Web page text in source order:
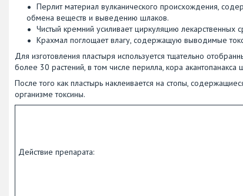
Перлит материал вулканического происхождения,
обмена веществ и выведению шлаков.
Чистый кремний усиливает циркуляцию лекарственных
Крахмал поглощает влагу, содержащую выводимые
Для изготовления пластыря используется тщательно
более 30 растений, в том числе перилла, кора акантопанакса
После того как пластырь наклеивается на стопы,
организме токсины.
Действие препарата: